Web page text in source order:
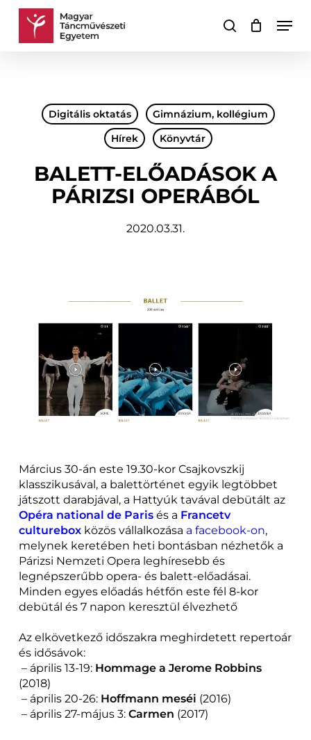
Skip
keresés
Kosár Kosár
Digitális oktatás
Gimnázium, kollégium
Hírek
Könyvtár
BALETT-ELŐADÁSOK A
PÁRIZSI OPERÁBÓL
2020.03.31.
Március 30-án este 19.30-kor Csajkovszkij
klasszikusával, a balettörténet egyik legtöbbet
játszott darabjával, a Hattyúk tavával debütált az
Opéra national de Paris és a Francetv
cultureboxközös vállalkozása a facebook-on,
melynek keretében heti bontásban nézhetők a
Párizsi Nemzeti Opera leghíresebb és
legnépszerűbb opera- és balett-előadásai.
Minden egyes előadás hétfőn este fél 8-kor
debütál és 7 napon keresztül élvezhető
Az elkövetkező időszakra meghirdetett repertoár
és idősávok:
– április 13-19: Hommage a Jerome Robbins
(2018)
– április 20-26: Hoffmann meséi (2016)
– április 27-május 3: Carmen (2017)